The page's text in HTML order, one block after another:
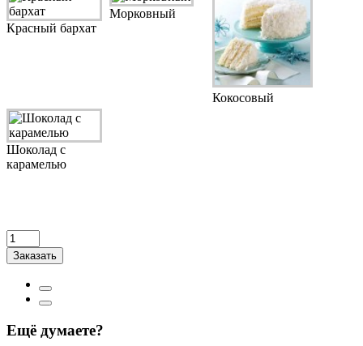
Красный бархат
Морковный
Кокосовый
Шоколад с
карамелью
Заказать
Ещё думаете?